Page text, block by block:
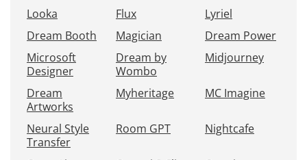
Looka
Flux
Lyriel
Dream Booth
Magician
Dream Power
Microsoft
Designer
Dream by
Wombo
Midjourney
Dream
Artworks
Myheritage MC Imagine
Neural Style
Transfer
Room GPT Nightcafe